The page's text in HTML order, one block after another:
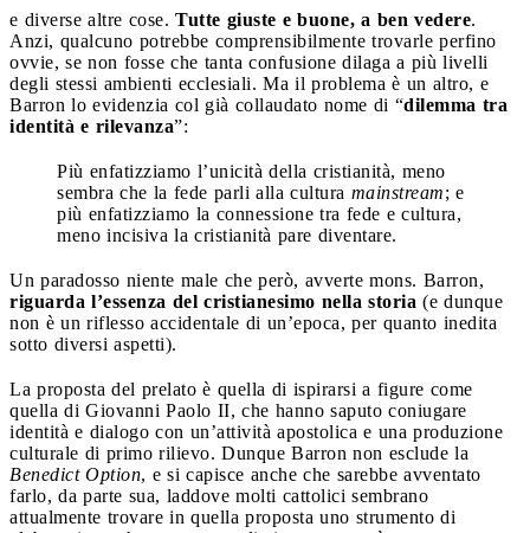
e diverse altre cose. Tutte giuste e buone, a ben vedere.
Anzi, qualcuno potrebbe comprensibilmente trovarle perfino
ovvie, se non fosse che tanta confusione dilaga a più livelli
degli stessi ambienti ecclesiali. Ma il problema è un altro, e
Barron lo evidenzia col già collaudato nome di “dilemma tra
identità e rilevanza”:
Più enfatizziamo l’unicità della cristianità, meno
sembra che la fede parli alla cultura mainstream; e
più enfatizziamo la connessione tra fede e cultura,
meno incisiva la cristianità pare diventare.
Un paradosso niente male che però, avverte mons. Barron,
riguarda l’essenza del cristianesimo nella storia (e dunque
non è un riflesso accidentale di un’epoca, per quanto inedita
sotto diversi aspetti).
La proposta del prelato è quella di ispirarsi a figure come
quella di Giovanni Paolo II, che hanno saputo coniugare
identità e dialogo con un’attività apostolica e una produzione
culturale di primo rilievo. Dunque Barron non esclude la
Benedict Option, e si capisce anche che sarebbe avventato
farlo, da parte sua, laddove molti cattolici sembrano
attualmente trovare in quella proposta uno strumento di